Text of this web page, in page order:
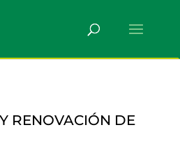
RENOVACIÓN DE